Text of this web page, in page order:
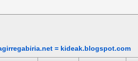
= kideak.blogspot.com